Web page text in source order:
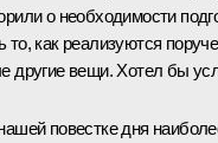
о необходимости
то, как реализуются
другие вещи. Хотел бы
повестке дня